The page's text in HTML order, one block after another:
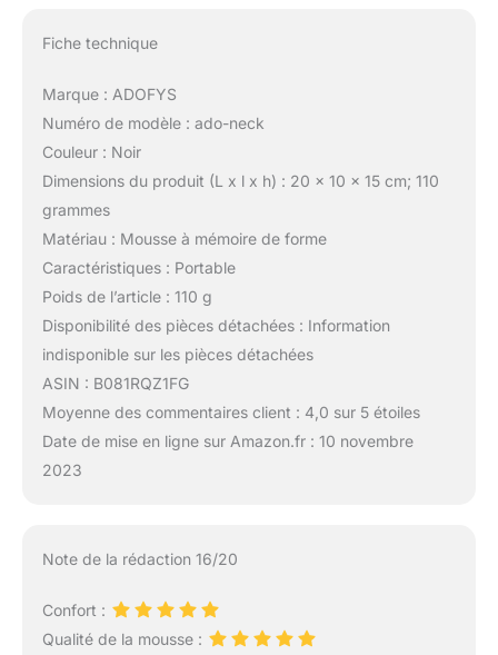
Fiche technique
Marque : ADOFYS
Numéro de modèle : ado-neck
Couleur : Noir
Dimensions du produit (L x l x h) : 20 x 10 x 15 cm; 110
grammes
Matériau : Mousse à mémoire de forme
Caractéristiques : Portable
Poids de l’article : 110 g
Disponibilité des pièces détachées : Information
indisponible sur les pièces détachées
ASIN : B081RQZ1FG
Moyenne des commentaires client : 4,0 sur 5 étoiles
Date de mise en ligne sur Amazon.fr : 10 novembre
2023
Note de la rédaction 16/20
Confort :
Qualité de la mousse :